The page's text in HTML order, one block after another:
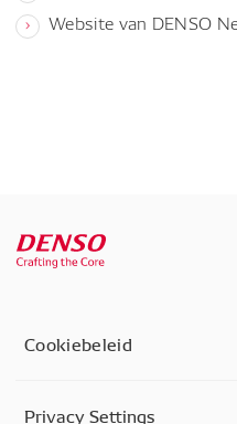
Website van DENSO
Cookiebeleid
Privacy Settings